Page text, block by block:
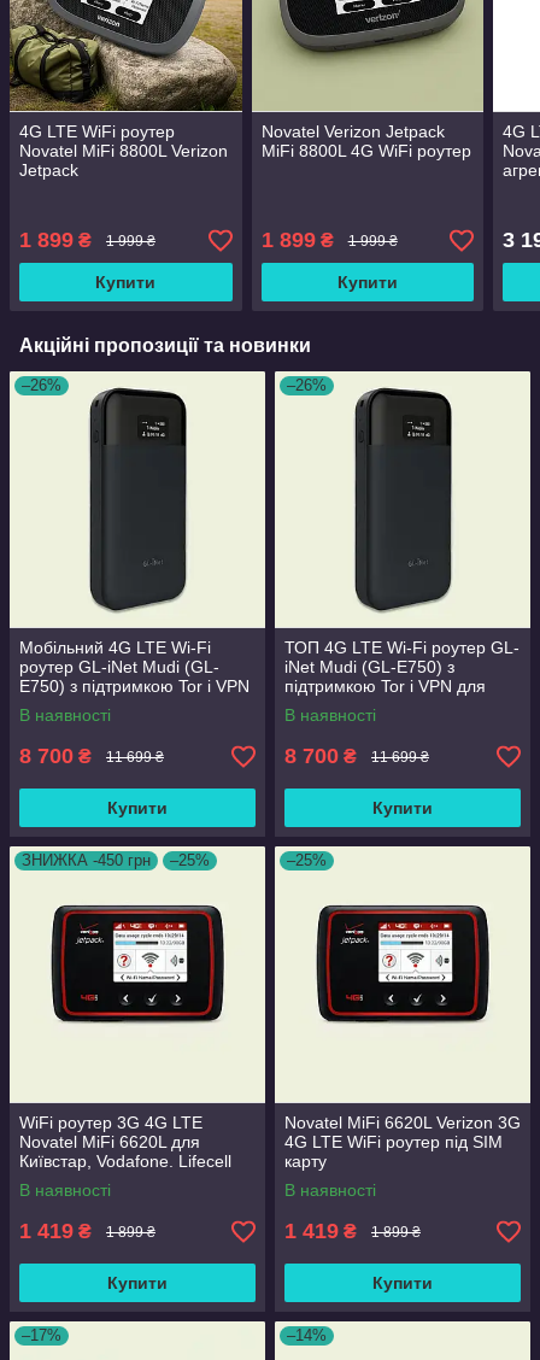
4G LTE WiFi роутер
Novatel MiFi 8800L Verizon
Jetpack
1 899 ₴ 1 999 ₴
Купити
Novatel Verizon Jetpack
MiFi 8800L 4G WiFi роутер
1 899₴ 1 999 ₴
Купити
4G
3
Акційні пропозиції та новинки
–26%
Мобільний 4G LTE Wi-Fi
роутер GL-iNet Mudi (GL-
E750) з підтримкою Tor і VPN
для мобільного інтернету
В наявності
8 700 ₴ 11 699 ₴
Купити
–26%
ТОП 4G LTE Wi-Fi роутер GL-
iNet Mudi (GL-E750) з
підтримкою Tor і VPN для
мобільного інтернету
В наявності
8 700 ₴ 11 699 ₴
Купити
ЗНИЖКА -450 грн –25%
WiFi роутер 3G 4G LTE
Novatel MiFi 6620L для
Київстар, Vodafone. Lifecell
В наявності
1 419 ₴ 1 899 ₴
Купити
–25%
Novatel MiFi 6620L Verizon 3G
4G LTE WiFi роутер під SIM
карту
В наявності
1 419 ₴ 1 899 ₴
Купити
–17% –14%